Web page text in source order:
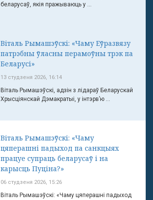
беларусаў, якія пражываюць у ...
Віталь Рымашэўскі: «Чаму Еўразвязу
патрэбны ўласны перамоўны трэк па
Беларусі»
13 студзеня 2026, 16:14
Віталь Рымашэўскі, адзін з лідараў Беларускай
Хрысціянскай Дэмакратыі, у інтэрв’ю ...
Віталь Рымашэўскі: «Чаму
цяперашні падыход па санкцыях
працуе супраць беларусаў і на
карысць Пуціна?»
06 студзеня 2026, 15:26
Віталь Рымашэўскі: «Чаму цяперашні падыход